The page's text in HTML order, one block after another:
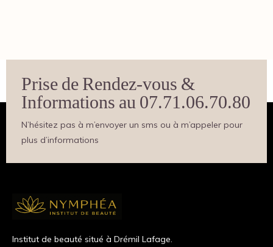
Prise de Rendez-vous &
Informations au 07.71.06.70.80
N’hésitez pas à m’envoyer un sms ou à m’appeler pour
plus d’informations
Institut de beauté situé à Drémil Lafage.